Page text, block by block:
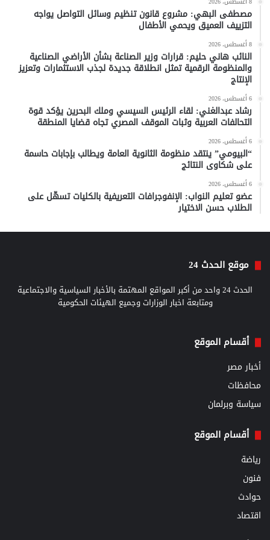
مصطفى البهي: مشروع قانون تنظيم وسائل التواصل يواجه
التزييف العميق ويحمي الأطفال
8 أغسطس، 2026
النائب هاني حليم: قرارات وزير الصناعة بشأن الأراضي الصناعية
والمنظومة الرقمية تمثل انطلاقة جديدة لجذب الاستثمارات وتعزيز
الإنتاج
6 أغسطس، 2026
رشاد عبدالغني: لقاء الرئيس السيسي وملك البحرين يؤكد قوة
التحالفات العربية وثبات الموقف المصري تجاه قضايا المنطقة
6 أغسطس، 2026
“البيومي” ينتقد منظومة الثانوية العامة ويطالب بإجابات حاسمة
على شكاوى النتائج
6 أغسطس، 2026
عضو تعليم النواب: الإنفوجرافات التعريفية بالكليات تسهّل على
الطلاب حسن الاختيار
موقع الحدث 24
الحدث 24 واحد من أكبر المواقع المهتمة بالأخبار السياسية والاجتماعية
ومتابعة اخبار الوزارات وجميع الهيئات الحكومية
أقسام الموقع
أخبار مصر
محافظات
سياسة وبرلمان
أقسام الموقع
رياضة
فنون
حوادث
اقتصاد